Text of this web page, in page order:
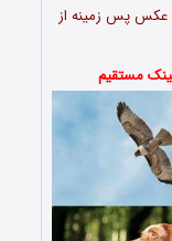
Animals Wallpapers Pack 27 مجموعه 255 عکس پس زمینه از